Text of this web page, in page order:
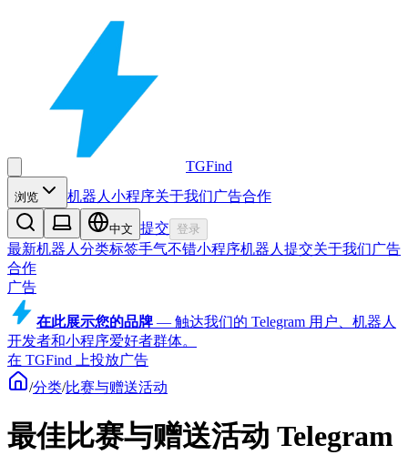
TGFind
浏览 机器人 小程序关于我们广告合作
中文 提交 登录
最新机器人 分类标签手气不错小程序机器人 提交关于我们广告
合作
广告
在此展示您的品牌 — 触达我们的 Telegram 用户、机器人
开发者和小程序爱好者群体。
在 TGFind 上投放广告
/分类/比赛与赠送活动
最佳比赛与赠送活动 Telegram